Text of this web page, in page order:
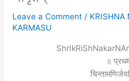
Leave a Comment / KRISHNA
KARMASU
॥